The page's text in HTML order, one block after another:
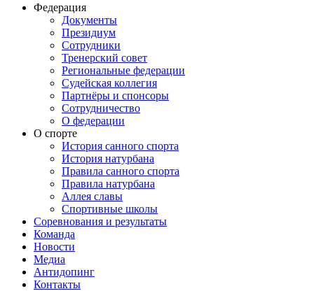
Федерация
Документы
Президиум
Сотрудники
Тренерский совет
Региональные федерации
Судейская коллегия
Партнёры и спонсоры
Сотрудничество
О федерации
О спорте
История санного спорта
История натурбана
Правила санного спорта
Правила натурбана
Аллея славы
Спортивные школы
Соревнования и результаты
Команда
Новости
Медиа
Антидопинг
Контакты